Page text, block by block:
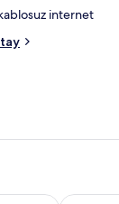
internet